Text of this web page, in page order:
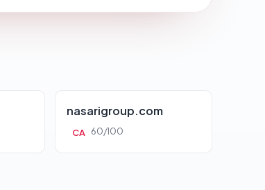
nasarigroup.com
CA 60/100